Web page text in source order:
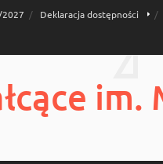
Deklaracja dostępności
im.